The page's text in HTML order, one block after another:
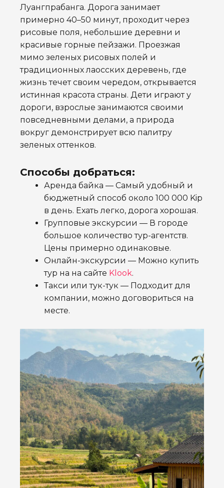
Луангпрабанга. Дорога занимает
примерно 40–50 минут, проходит через
рисовые поля, небольшие деревни и
красивые горные пейзажи. Проезжая
мимо зеленых рисовых полей и
традиционных лаосских деревень, где
жизнь течет своим чередом, открывается
истинная красота страны. Дети играют у
дороги, взрослые занимаются своими
повседневными делами, а природа
вокруг демонстрирует всю палитру
зеленых оттенков.
Способы добраться:
Аренда байка — Самый удобный и
бюджетный способ около 100 000 Kip
в день. Ехать легко, дорога хорошая.
Групповые экскурсии — В городе
большое количество тур-агентств.
Цены примерно одинаковые.
Онлайн-экскурсии — Можно купить
тур на на сайте Klook.
Такси или тук-тук — Подходит для
компании, можно договориться на
месте.